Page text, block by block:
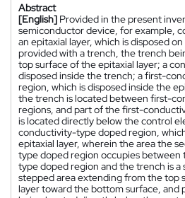
Abstract
[English] Provided in the present
semiconductor device, for example,
an epitaxial layer, which is disposed
provided with a trench, the trench
top surface of the epitaxial layer; a
disposed inside the trench; a first-
region, which is disposed inside the
the trench is located between first-
regions, and part of the first-
is located directly below the control
conductivity-type doped region,
epitaxial layer, wherein the area the
type doped region occupies
type doped region and the trench is a
stepped area extending from the top
layer toward the bottom surface, and